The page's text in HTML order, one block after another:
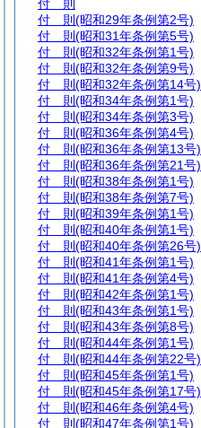
付 則
付 則 (昭和29年条例第2号)
付 則 (昭和31年条例第5号)
付 則 (昭和32年条例第1号)
付 則 (昭和32年条例第9号)
付 則 (昭和32年条例第14号)
付 則 (昭和34年条例第1号)
付 則 (昭和34年条例第3号)
付 則 (昭和36年条例第4号)
付 則 (昭和36年条例第13号)
付 則 (昭和36年条例第21号)
付 則 (昭和38年条例第1号)
付 則 (昭和38年条例第7号)
付 則 (昭和39年条例第1号)
付 則 (昭和40年条例第1号)
付 則 (昭和40年条例第26号)
付 則 (昭和41年条例第1号)
付 則 (昭和41年条例第4号)
付 則 (昭和42年条例第1号)
付 則 (昭和43年条例第1号)
付 則 (昭和43年条例第8号)
付 則 (昭和44年条例第1号)
付 則 (昭和44年条例第22号)
付 則 (昭和45年条例第1号)
付 則 (昭和45年条例第17号)
付 則 (昭和46年条例第4号)
付 則 (昭和47年条例第1号)